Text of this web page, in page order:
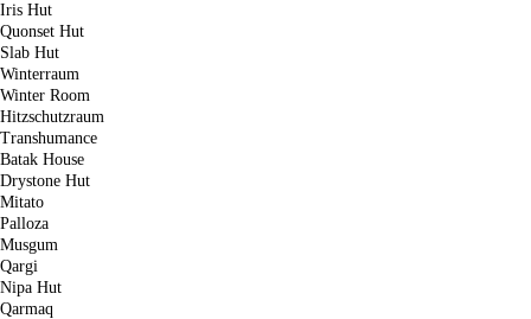
Iris Hut
Quonset Hut
Slab Hut
Winterraum
Winter Room
Hitzschutzraum
Transhumance
Batak House
Drystone Hut
Mitato
Palloza
Musgum
Qargi
Nipa Hut
Qarmaq